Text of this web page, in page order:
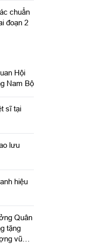
chuẩn
đoạn 2
Hội
Nam Bộ
sĩ tại
lưu
hiệu
Quân
tặng
vũ